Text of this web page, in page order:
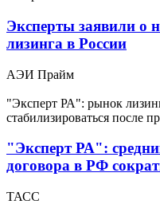
Эксперты заявили о
лизинга в России
АЭИ Прайм
"Эксперт РА": рынок
стабилизироваться после
"Эксперт РА":
договора в РФ
ТАСС